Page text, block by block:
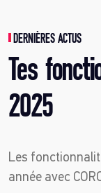
DERNIÈRES ACTUS
Tes
2025
Les
année avec